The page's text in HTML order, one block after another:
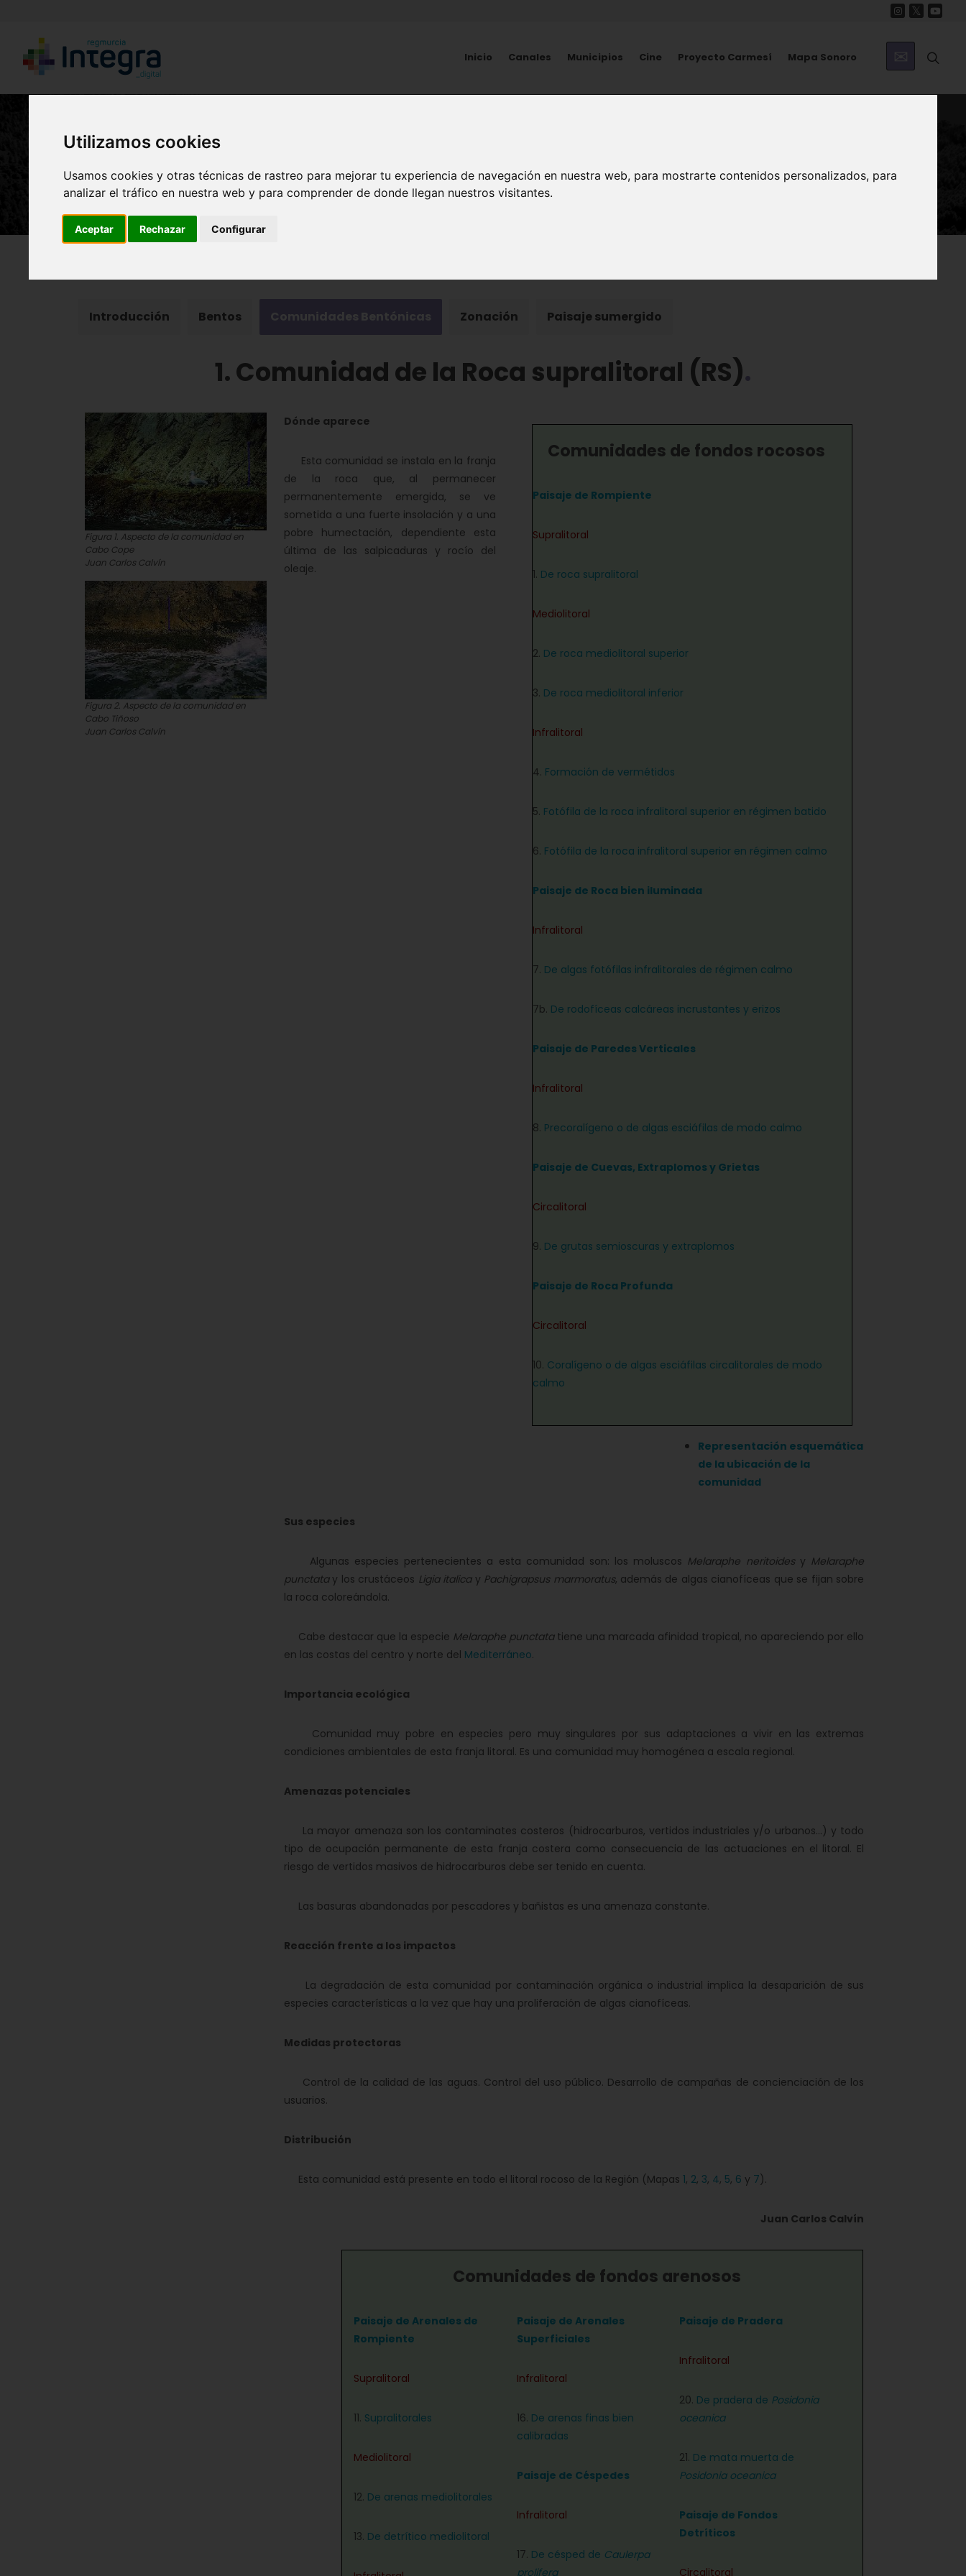
Utilizamos cookies
Usamos cookies y otras técnicas de rastreo para mejorar tu experiencia de navegación en nuestra web, para mostrarte contenidos personalizados, para
analizar el tráfico en nuestra web y para comprender de donde llegan nuestros visitantes.
Aceptar Rechazar Configurar
Inicio Canales Municipios Cine Proyecto Carmesí Mapa Sonoro
Vida en los fondos
Introducción Bentos Comunidades Bentónicas Zonación Paisaje sumergido
1. Comunidad de la Roca supralitoral (RS)
Comunidades de fondos rocosos
Paisaje de Rompiente
Supralitoral
1. De roca supralitoral
Mediolitoral
2. De roca mediolitoral superior
3. De roca mediolitoral inferior
Infralitoral
4. Formación de vermétidos
5. Fotófila de la roca infralitoral superior en régimen batido
6. Fotófila de la roca infralitoral superior en régimen calmo
Paisaje de Roca bien iluminada
Infralitoral
7. De algas fotófilas infralitorales de régimen calmo
7b. De rodofíceas calcáreas incrustantes y erizos
Paisaje de Paredes Verticales
Infralitoral
8. Precoralígeno o de algas esciáfilas de modo calmo
Paisaje de Cuevas, Extraplomos y Grietas
Circalitoral
9. De grutas semioscuras y extraplomos
Paisaje de Roca Profunda
Circalitoral
10. Coralígeno o de algas esciáfilas circalitorales de modo
calmo
Dónde aparece
Esta comunidad se instala en la franja
de la roca que, al permanecer
permanentemente emergida, se ve
sometida a una fuerte insolación y a una
pobre humectación, dependiente esta
última de las salpicaduras y rocío del
oleaje.
Representación esquemática
de la ubicación de la
comunidad
Sus especies
Algunas especies pertenecientes a esta comunidad son: los moluscos Melaraphe neritoidesy Melaraphe
punctatay los crustáceos Ligia italicay Pachigrapsus marmoratus, además de algas cianofíceas que se fijan sobre
la roca coloreándola.
Cabe destacar que la especie Melaraphe punctatatiene una marcada afinidad tropical, no apareciendo por ello
en las costas del centro y norte del Mediterráneo.
Importancia ecológica
Comunidad muy pobre en especies pero muy singulares por sus adaptaciones a vivir en las extremas
condiciones ambientales de esta franja litoral. Es una comunidad muy homogénea a escala regional.
Amenazas potenciales
La mayor amenaza son los contaminates costeros (hidrocarburos, vertidos industriales y/o urbanos...) y todo
tipo de ocupación permanente de esta franja costera como consecuencia de las actuaciones en el litoral. El
riesgo de vertidos masivos de hidrocarburos debe ser tenido en cuenta.
Las basuras abandonadas por pescadores y bañistas es una amenaza constante.
Reacción frente a los impactos
La degradación de esta comunidad por contaminación orgánica o industrial implica la desaparición de sus
especies características a la vez que hay una proliferación de algas cianofíceas.
Medidas protectoras
Control de la calidad de las aguas. Control del uso público. Desarrollo de campañas de concienciación de los
usuarios.
Distribución
Esta comunidad está presente en todo el litoral rocoso de la Región (Mapas 1, 2, 3, 4, 5, 6 y 7).
Juan Carlos Calvín
Comunidades de fondos arenosos
Paisaje de Arenales de
Rompiente
Supralitoral
11. Supralitorales
Mediolitoral
12. De arenas mediolitorales
13. De detrítico mediolitoral
Paisaje de Arenales
Superficiales
Infralitoral
16. De arenas finas bien
calibradas
Paisaje de Céspedes
Infralitoral
17. De césped de Caulerpa
prolifera
Paisaje de Pradera
Infralitoral
20. De pradera de Posidonia
oceanica
21. De mata muerta de
Posidonia oceanica
Paisaje de Fondos
Detríticos
Circalitoral
Figura 1. Aspecto de la comunidad en
Cabo Cope
Juan Carlos Calvín
Figura 2. Aspecto de la comunidad en
Cabo Tiñoso
Juan Carlos Calvín